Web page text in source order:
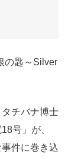
の匙～Silver
チバナ博士
号」が、
件に巻き込